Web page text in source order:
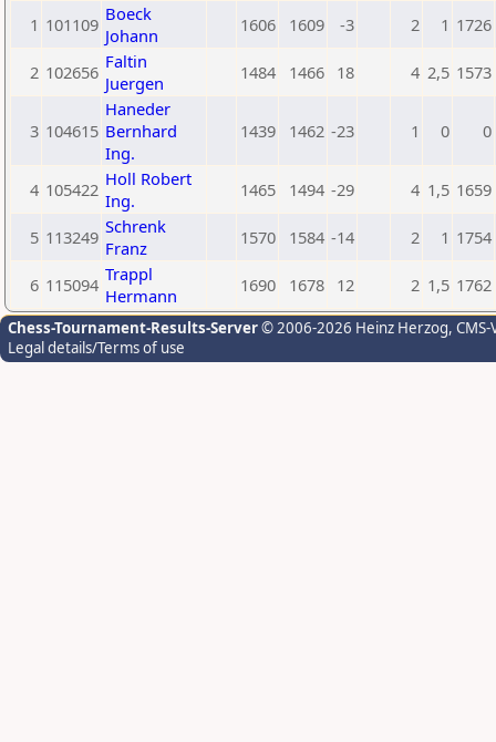
1 101109 Boeck
Johann
1606 1609 -3 2 1 1726
2 102656 Faltin
Juergen
1484 1466 18 4 2,5 1573
3 104615
Haneder
Bernhard
Ing.
1439 1462 -23 1 0 0
4 105422 Holl Robert
Ing.
1465 1494 -29 4 1,5 1659
5 113249 Schrenk
Franz
1570 1584 -14 2 1 1754
6 115094 Trappl
Hermann
1690 1678 12 2 1,5 1762
Chess-Tournament-Results-Server© 2006-2026 Heinz Herzog,
Legal details/Terms of use